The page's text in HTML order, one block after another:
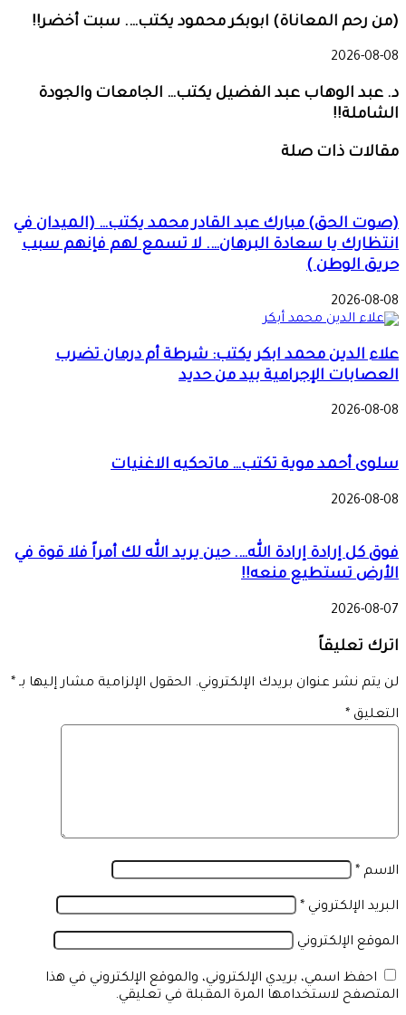
(من رحم المعاناة) ابوبكر محمود يكتب…. سبت أخضر!!
2026-08-08
د. عبد الوهاب عبد الفضيل يكتب… الجامعات والجودة
الشاملة!!
مقالات ذات صلة
(صوت الحق) مبارك عبد القادر محمد يكتب… (الميدان في
انتظارك يا سعادة البرهان…. لا تسمع لهم فإنهم سبب
حريق الوطن )
2026-08-08
علاء الدين محمد ابكر يكتب: شرطة أم درمان تضرب
العصابات الإجرامية بيد من حديد
2026-08-08
سلوى أحمد موية تكتب… ماتحكيه الاغنيات
2026-08-08
فوق كل إرادة إرادة الله…. حين يريد الله لك أمراً فلا قوة في
الأرض تستطيع منعه!!
2026-08-07
اترك تعليقاً
لن يتم نشر عنوان بريدك الإلكتروني. الحقول الإلزامية مشار إليها بـ *
التعليق *
الاسم *
البريد الإلكتروني *
الموقع الإلكتروني
احفظ اسمي، بريدي الإلكتروني، والموقع الإلكتروني في هذا
المتصفح لاستخدامها المرة المقبلة في تعليقي.